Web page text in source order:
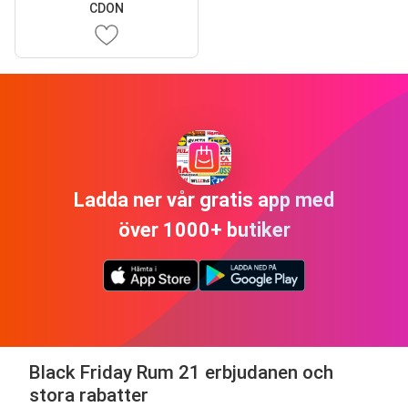
CDON
Ladda ner vår gratis app med
över 1000+ butiker
Black Friday Rum 21 erbjudanen och
stora rabatter